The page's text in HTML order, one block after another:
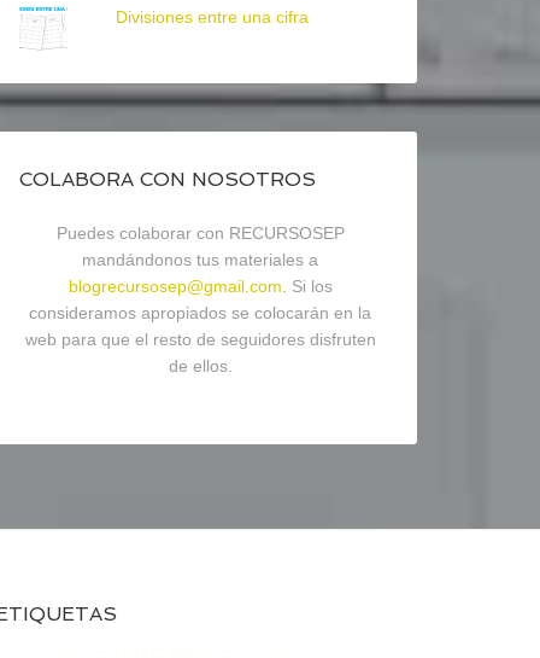
Divisiones entre una cifra
COLABORA CON NOSOTROS
Puedes colaborar con RECURSOSEP
mandándonos tus materiales a
blogrecursosep@gmail.com . Si los
consideramos apropiados se colocarán en la
web para que el resto de seguidores disfruten
de ellos.